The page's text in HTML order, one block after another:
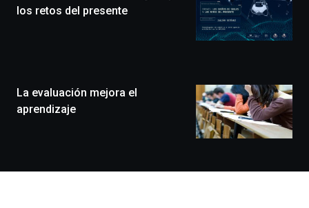
festival
monólogos,
exposiciones,
conferencias,
de
los retos del presente
La evaluación mejora el
aprendizaje